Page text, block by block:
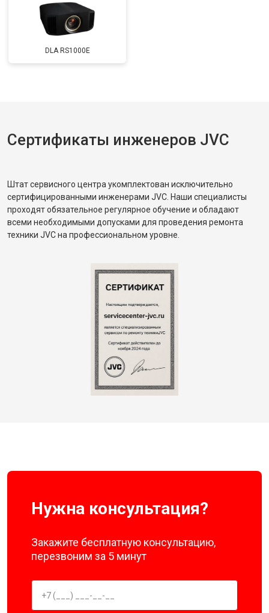
DLA RS1000E
Сертификаты инженеров JVC
Штат сервисного центра укомплектован исключительно
сертифицированными инженерами JVC. Наши специалисты
проходят обязательное регулярное обучение и обладают
всеми необходимыми допусками для проведения ремонта
техники JVC на профессиональном уровне.
Нужна консультация?
Закажите бесплатную консультацию,
перезвоним за 5 минут